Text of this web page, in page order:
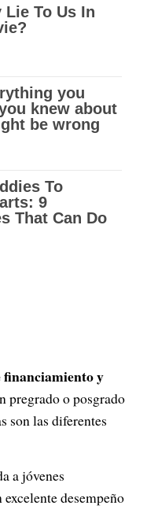
financiamiento y
pregrado o posgrado
son las diferentes
a jóvenes
desempeño